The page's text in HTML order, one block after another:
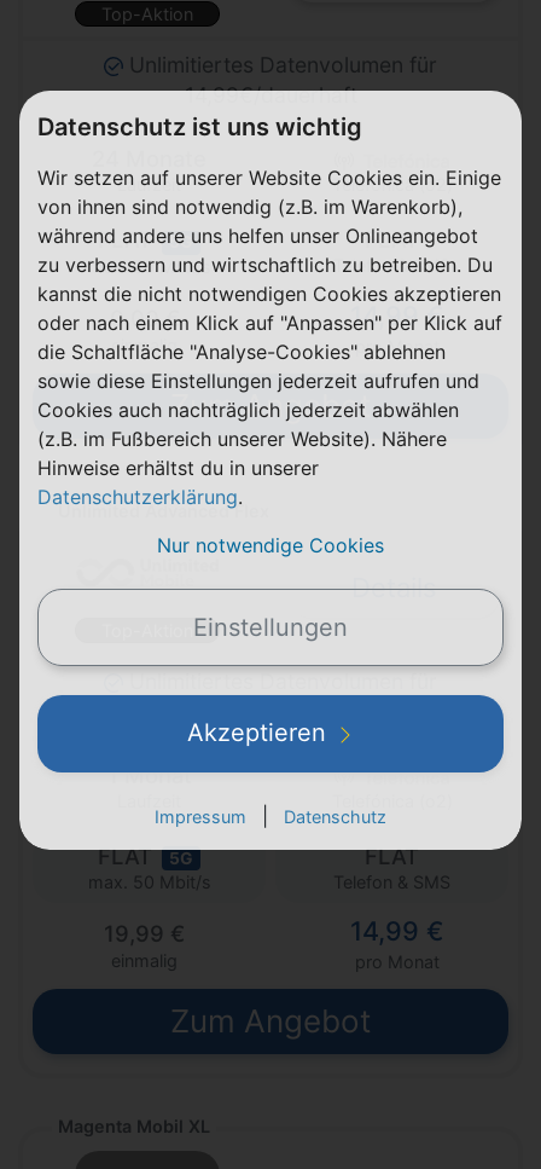
Top-Aktion
Unlimitiertes Datenvolumen für
14,99€/dauerhaft
Laufzeit Telefónica (o2)
FLAT 5G
max. 50 Mbit/s
FLAT
Telefon & SMS
0,00 €
einmalig
14,99 €
pro Monat
Zum Angebot
Unlimited Advanced Flex
Details
1 Monat
FLAT 5G
max. 50 Mbit/s
FLAT
Telefon & SMS
19,99 €
einmalig
14,99 €
pro Monat
Zum Angebot
Magenta Mobil XL
Datenschutz ist uns wichtig
Wir setzen auf unserer Website Cookies ein. Einige
von ihnen sind notwendig (z.B. im Warenkorb),
während andere uns helfen unser Onlineangebot
zu verbessern und wirtschaftlich zu betreiben. Du
kannst die nicht notwendigen Cookies akzeptieren
oder nach einem Klick auf "Anpassen" per Klick auf
die Schaltfläche "Analyse-Cookies" ablehnen
sowie diese Einstellungen jederzeit aufrufen und
Cookies auch nachträglich jederzeit abwählen
(z.B. im Fußbereich unserer Website). Nähere
Hinweise erhältst du in unserer
Datenschutzerklärung.
Nur notwendige Cookies
Einstellungen
Akzeptieren
Impressum Datenschutz